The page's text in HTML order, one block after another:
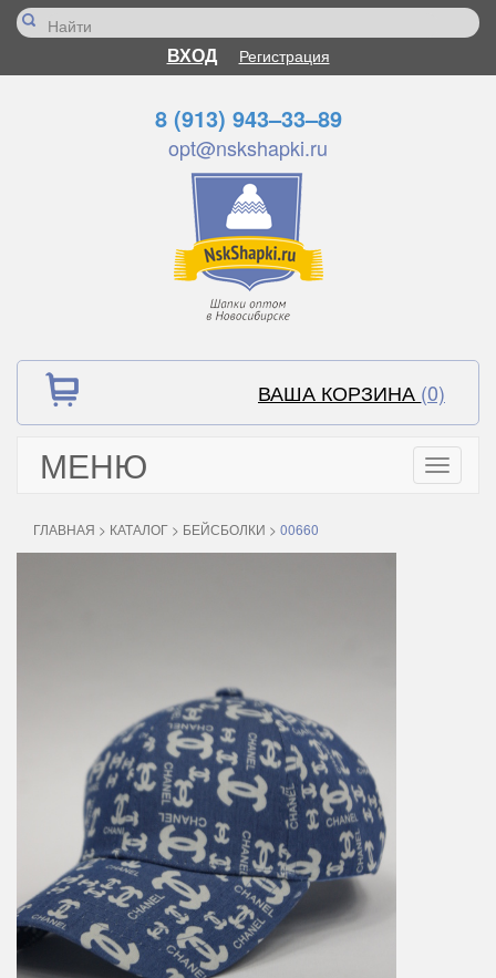
ВХОД Регистрация
8 (913) 943–33–89
opt@nskshapki.ru
ВАША КОРЗИНА (0)
МЕНЮ
Toggle
ГЛАВНАЯ > КАТАЛОГ > БЕЙСБОЛКИ > 00660